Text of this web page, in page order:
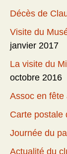
Décès de
Visite du
janvier 2017
La visite du
octobre 2016
Assoc en fête
Carte postale
Journée du
Actualité du